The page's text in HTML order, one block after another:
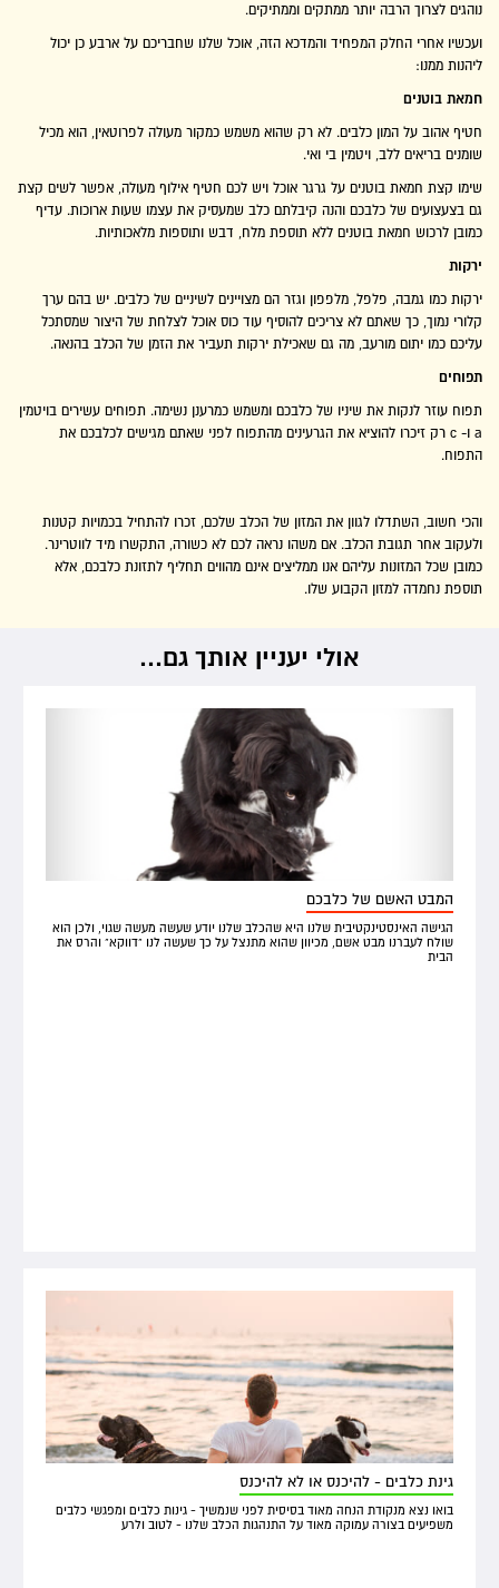
נוהגים לצרוך הרבה יותר ממתקים וממתיקים.
ועכשיו אחרי החלק המפחיד והמדכא הזה, אוכל שלנו שחבריכם על ארבע כן יכול
ליהנות ממנו:
חמאת בוטנים
חטיף אהוב על המון כלבים. לא רק שהוא משמש כמקור מעולה לפרוטאין, הוא מכיל
שומנים בריאים ללב, ויטמין בי ואי.
שימו קצת חמאת בוטנים על גרגר אוכל ויש לכם חטיף אילוף מעולה, אפשר לשים קצת
גם בצעצועים של כלבכם והנה קיבלתם כלב שמעסיק את עצמו שעות ארוכות. עדיף
כמובן לרכוש חמאת בוטנים ללא תוספת מלח, דבש ותוספות מלאכותיות.
ירקות
ירקות כמו גמבה, פלפל, מלפפון וגזר הם מצויינים לשיניים של כלבים. יש בהם ערך
קלורי נמוך, כך שאתם לא צריכים להוסיף עוד כוס אוכל לצלחת של היצור שמסתכל
עליכם כמו יתום מורעב, מה גם שאכילת ירקות תעביר את הזמן של הכלב בהנאה.
תפוחים
תפוח עוזר לנקות את שיניו של כלבכם ומשמש כמרענן נשימה. תפוחים עשירים בויטמין
a ו- c רק זיכרו להוציא את הגרעינים מהתפוח לפני שאתם מגישים לכלבכם את
התפוח.
והכי חשוב, השתדלו לגוון את המזון של הכלב שלכם, זכרו להתחיל בכמויות קטנות
ולעקוב אחר תגובת הכלב. אם משהו נראה לכם לא כשורה, התקשרו מיד לווטרינר.
כמובן שכל המזונות עליהם אנו ממליצים אינם מהווים תחליף לתזונת כלבכם, אלא
תוספת נחמדה למזון הקבוע שלו.
אולי יעניין אותך גם...
המבט האשם של כלבכם
הגישה האינסטינקטיבית שלנו היא שהכלב שלנו יודע שעשה מעשה שגוי, ולכן הוא
שולח לעברנו מבט אשם, מכיוון שהוא מתנצל על כך שעשה לנו "דווקא" והרס את
הבית
גינת כלבים - להיכנס או לא להיכנס
בואו נצא מנקודת הנחה מאוד בסיסית לפני שנמשיך - גינות כלבים ומפגשי כלבים
משפיעים בצורה עמוקה מאוד על התנהגות הכלב שלנו - לטוב ולרע